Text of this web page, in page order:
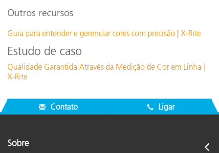
Online Training / eLearning:
Fundamentos da Cor e da Aparência (FOCA) – Online
OnlineTraining:
Treinamento no local
Seminário de Princípios básicos de cor
Outros recursos
Guia para entender e gerenciar cores com precisão | X-Rite
Estudo de caso
Qualidade Garantida Através da Medição de Cor em Linha |
X-Rite
Contato Ligar
Sobre